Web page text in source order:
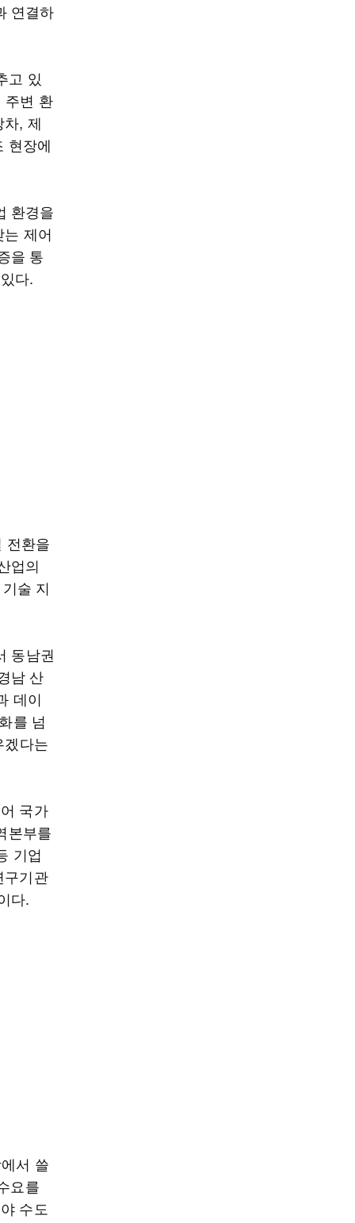
연결하
고 있
주변 환
, 제
현장에
환경을
제어
을 통
다.
전환을
업의
술 지
동남권
남 산
데이
를 넘
다는
국가
본부를
기업
구기관
다.
서 쓸
요를
수도